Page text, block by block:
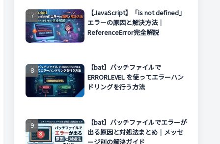
【JavaScript】「is not defined」
エラーの原因と解決方法｜
ReferenceError完全解説
【bat】バッチファイルで
ERRORLEVEL を使ってエラーハン
ドリングを行う方法
【bat】バッチファイルでエラーが
出る原因と対処法まとめ｜メッセ
ージ別の解決ガイド